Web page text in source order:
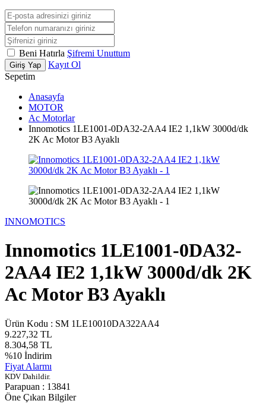
Beni Hatırla Şifremi Unuttum
Giriş Yap
Kayıt Ol
Sepetim
Anasayfa
MOTOR
Ac Motorlar
Innomotics 1LE1001-0DA32-2AA4 IE2 1,1kW 3000d/dk
2K Ac Motor B3 Ayaklı
INNOMOTICS
Innomotics 1LE1001-0DA32-
2AA4 IE2 1,1kW 3000d/dk 2K
Ac Motor B3 Ayaklı
Ürün Kodu : SM 1LE10010DA322AA4
9.227,32 TL
8.304,58 TL
%10 İndirim
Fiyat Alarmı
KDV Dahildir.
Parapuan : 13841
Öne Çıkan Bilgiler